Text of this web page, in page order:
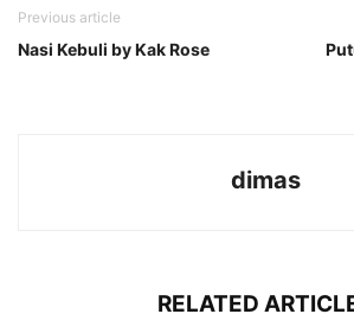
Previous article
Nasi Kebuli by Kak Rose
dimas
RELATED